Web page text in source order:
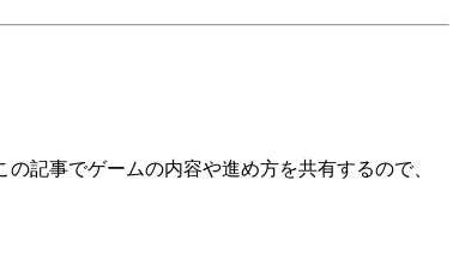
記事でゲームの内容や進め方を共有するので、